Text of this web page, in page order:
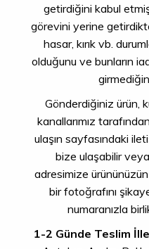
getirdiğini kabul
görevini yerine
hasar, kırık vb.
olduğunu ve bunların
Gönderdiğiniz ürün,
kanallarımız
ulaşın sayfasındaki
bize ulaşabilir veya
adresimize
bir fotoğrafını
numaranızla
1-2 Günde Teslim